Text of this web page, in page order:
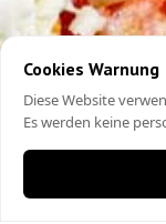
Cookies Warnung
Diese Website
Es werden keine